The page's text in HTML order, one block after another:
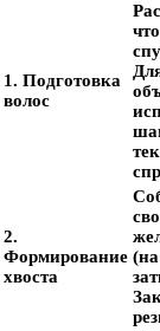
1. Подготовка
волос
2.
Формирование
хвоста